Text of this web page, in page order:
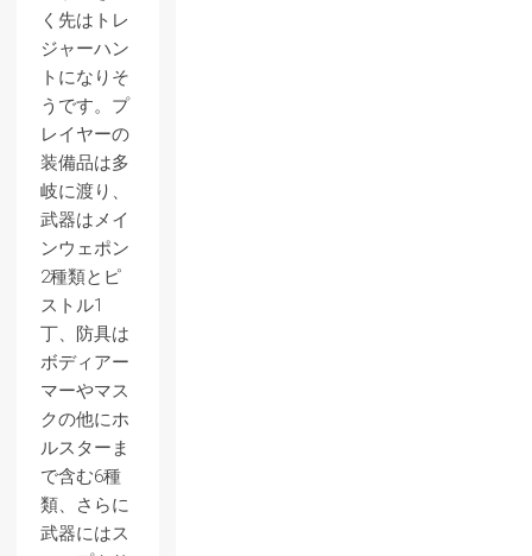
く先はトレ
ジャーハン
トになりそ
うです。プ
レイヤーの
装備品は多
岐に渡り、
武器はメイ
ンウェポン
2種類とピ
ストル1
丁、防具は
ボディアー
マーやマス
クの他にホ
ルスターま
で含む6種
類、さらに
武器にはス